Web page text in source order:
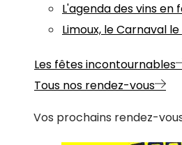
L'agenda des vins en
Limoux, le Carnaval
Les fêtes incontournables
Tous nos rendez-vous
Vos prochains rendez-